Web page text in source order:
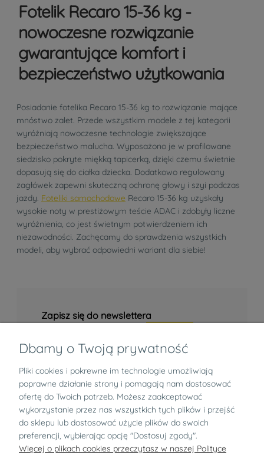
Fotelik Recaro 15-36 kg -
nowoczesne rozwiązanie
gwarantujące komfort i
bezpieczeństwo użytkowania
Posiadanie fotelika Recaro 15-36 kg to rozwiązanie mające
mnóstwo zalet. Przede wszystkim modele z tej kategorii
wyróżniają nowoczesne technologie zwiększające
bezpieczeństwo malucha. Wyposażono je w profilowane
siedzisko pokryte miękką tapicerką, dzięki czemu świetnie
dopasują się do ciałka dziecka. Dodatkowo regulowany
zagłówek zapewni skuteczną ochronę głowy i szyi podczas
jazdy. Foteliki samochodowe Recaro 15-36 kg uzyskały
wysokie noty w prestiżowym teście ADAC i zdobyły liczne
wyróżnienia, co jest świetnym potwierdzeniem ich
niezawodności. Zachęcamy do sprawdzenia wszystkich
modeli, aby wybrać odpowiedni wariant dla siebie!
Zapisz się do newslettera
Informacje
Zwroty i reklamacje
O nas
Dbamy o Twoją prywatność
Pliki cookies i pokrewne im technologie umożliwiają
poprawne działanie strony i pomagają nam dostosować
ofertę do Twoich potrzeb. Możesz zaakceptować
wykorzystanie przez nas wszystkich tych plików i przejść
do sklepu lub dostosować użycie plików do swoich
preferencji, wybierając opcję "Dostosuj zgody".
Więcej o plikach cookies przeczytasz w naszej Polityce